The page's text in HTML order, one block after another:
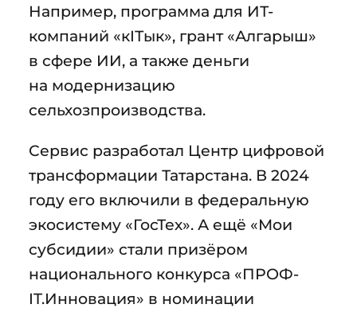
Например, программа для ИТ-
компаний «кIТык», грант «Алгарыш»
в сфере ИИ, а также деньги
на модернизацию
сельхозпроизводства.
Сервис разработал Центр цифровой
трансформации Татарстана. В 2024
году его включили в федеральную
экосистему «ГосТех». А ещё «Мои
субсидии» стали призёром
национального конкурса «ПРОФ-
IT.Инновация» в номинации